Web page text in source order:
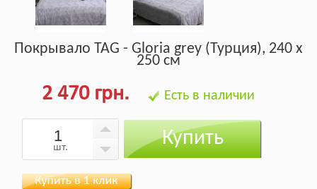
Покрывало TAG - Gloria grey (Турция), 240 х
250 см
2 470 грн. Есть в наличии
шт. Купить